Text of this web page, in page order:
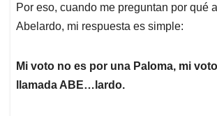
Por eso, cuando me preguntan por qué
Abelardo, mi respuesta es simple:
Mi voto no es por una Paloma, mi
llamada ABE…lardo.